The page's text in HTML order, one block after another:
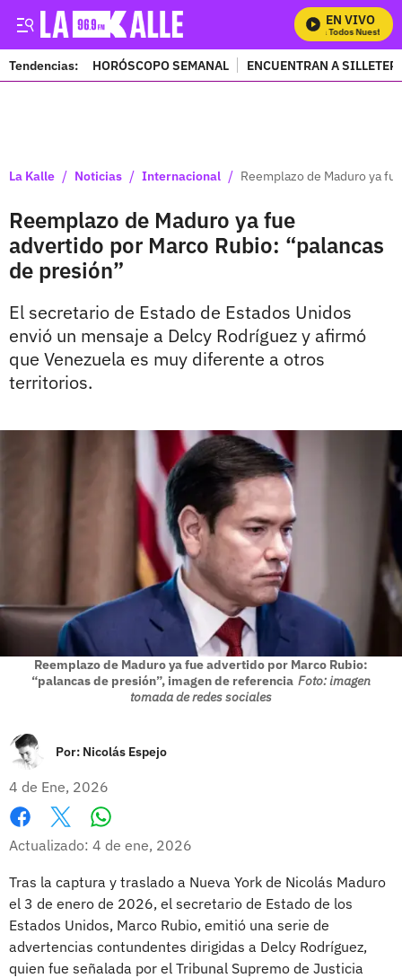
EN VIVO
Mira Todos Nuestros
Tendencias: HORÓSCOPO SEMANAL ENCUENTRAN A
La Kalle / Noticias / Internacional / Reemplazo de Maduro ya
Reemplazo de Maduro ya fue
advertido por Marco Rubio: “palancas
de presión”
El secretario de Estado de Estados Unidos
envió un mensaje a Delcy Rodríguez y afirmó
que Venezuela es muy diferente a otros
territorios.
Reemplazo de Maduro ya fue advertido por Marco Rubio:
“palancas de presión”, imagen de referencia Foto: imagen
tomada de redes sociales
Por: Nicolás Espejo
4 de Ene, 2026
Facebook
X
Actualizado: 4 de ene, 2026
Tras la captura y traslado a Nueva York de Nicolás Maduro
el 3 de enero de 2026, el secretario de Estado de los
Estados Unidos, Marco Rubio, emitió una serie de
advertencias contundentes dirigidas a Delcy Rodríguez,
quien fue señalada por el Tribunal Supremo de Justicia